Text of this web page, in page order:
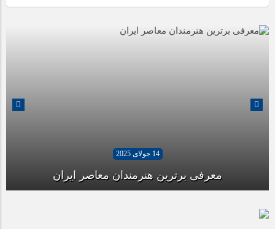
14 جولای 2025
معرفی برترین هنرمندان معاصر ایران